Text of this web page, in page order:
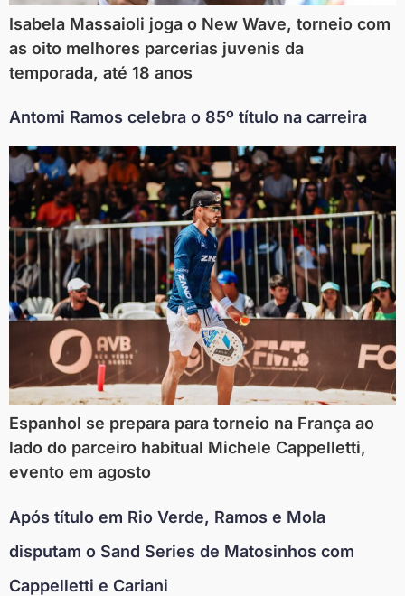
Isabela Massaioli joga o New Wave, torneio com
as oito melhores parcerias juvenis da
temporada, até 18 anos
Antomi Ramos celebra o 85º título na carreira
Espanhol se prepara para torneio na França ao
lado do parceiro habitual Michele Cappelletti,
evento em agosto
Após título em Rio Verde, Ramos e Mola
disputam o Sand Series de Matosinhos com
Cappelletti e Cariani